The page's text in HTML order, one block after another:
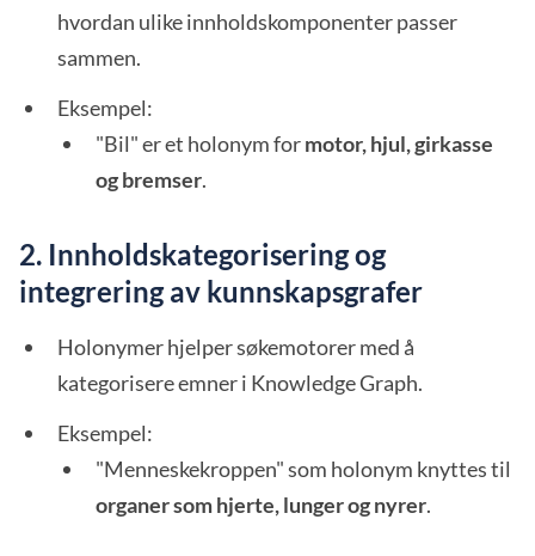
hvordan ulike innholdskomponenter passer
sammen.
Eksempel:
"Bil" er et holonym formotor, hjul, girkasse
og bremser.
2. Innholdskategorisering og
integrering av kunnskapsgrafer
Holonymer hjelper søkemotorer med å
kategorisere emner i Knowledge Graph.
Eksempel:
"Menneskekroppen" som holonym knyttes til
organer som hjerte, lunger og nyrer.